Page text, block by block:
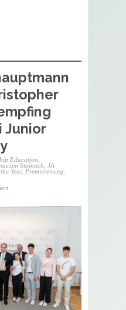
Junior
Education
Stainach JA
Year, Premierensieg
für
Company